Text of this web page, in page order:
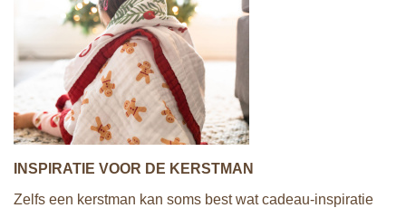
INSPIRATIE VOOR DE KERSTMAN
Zelfs een kerstman kan soms best wat cadeau-inspiratie